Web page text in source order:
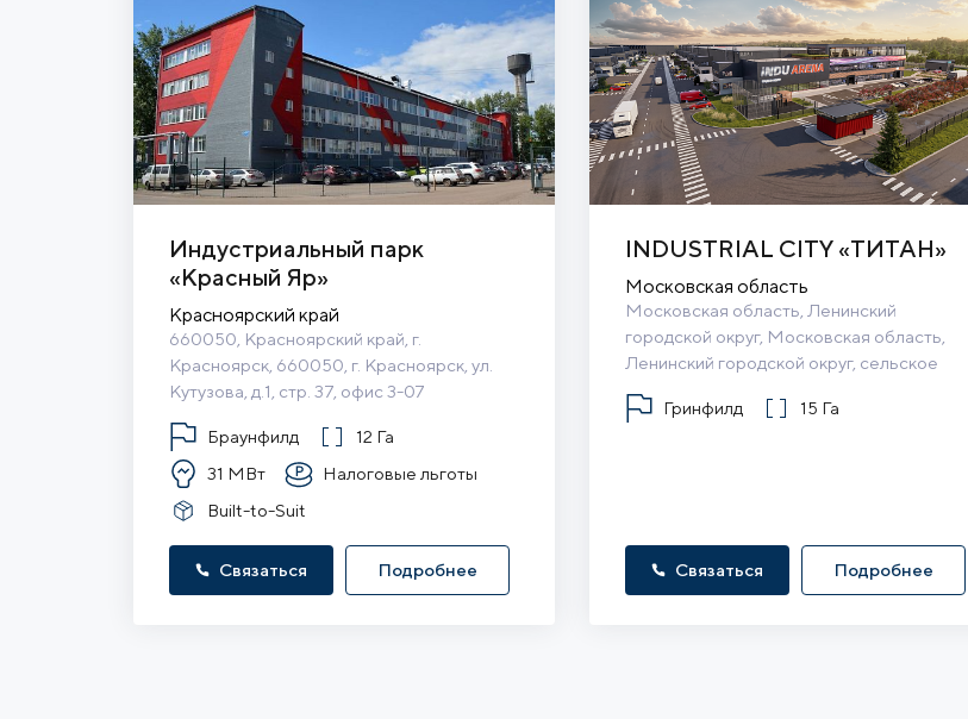
Индустриальный парк
«Красный Яр»
Красноярский край
660050, Красноярский край, г.
Красноярск, 660050, г. Красноярск, ул.
Кутузова, д.1, стр. 37, офис 3-07
Браунфилд
12 Га
31 МВт
Налоговые льготы
Built-to-Suit
Связаться Подробнее
INDUSTRIAL CITY «ТИТАН»
Московская область
Московская область, Ленинский
городской округ, Московская область,
Ленинский городской округ, сельское
Гринфилд
15 Га
Связаться Подробнее